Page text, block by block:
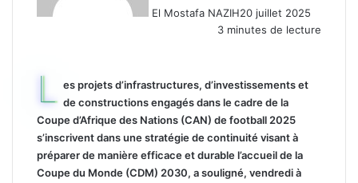
El Mostafa NAZIH20 juillet 2025
3 minutes de lecture
L es projets d’infrastructures, d’investissements et
de constructions engagés dans le cadre de la
Coupe d’Afrique des Nations (CAN) de football 2025
s’inscrivent dans une stratégie de continuité visant à
préparer de manière efficace et durable l’accueil de la
Coupe du Monde (CDM) 2030, a souligné, vendredi à